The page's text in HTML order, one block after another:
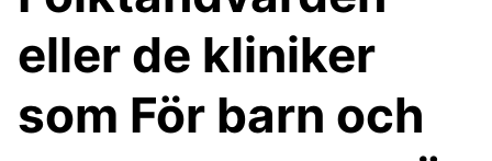
eller de kliniker
som För barn och